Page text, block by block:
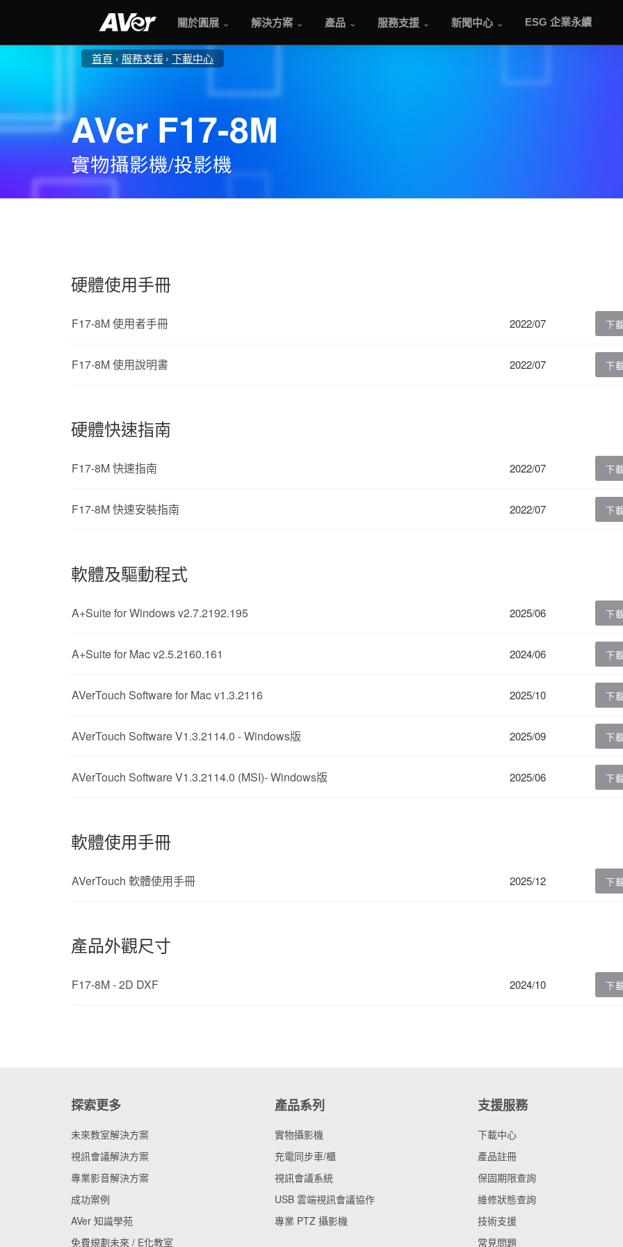
關於圓展 解決方案 產品 服務支援 新聞中心 ESG 企業永續
首頁 服務支援 下載中心
AVer F17-8M
實物攝影機/投影機
硬體使用手冊
F17-8M 使用者手冊 2022/07 下
F17-8M 使用說明書 2022/07 下
硬體快速指南
F17-8M 快速指南 2022/07 下
F17-8M 快速安裝指南 2022/07 下
軟體及驅動程式
A+Suite for Windows v2.7.2192.195 2025/06 下
A+Suite for Mac v2.5.2160.161 2024/06 下
AVerTouch Software for Mac v1.3.2116 2025/10 下
AVerTouch Software V1.3.2114.0 - Windows版 2025/09 下
AVerTouch Software V1.3.2114.0 (MSI)- Windows版 2025/06 下
軟體使用手冊
AVerTouch 軟體使用手冊 2025/12 下
產品外觀尺寸
F17-8M - 2D DXF 2024/10 下
探索更多
未來教室解決方案
視訊會議解決方案
專業影音解決方案
成功案例
AVer 知識學苑
免費規劃未來 / E化教室
產品系列
實物攝影機
充電同步車/櫃
視訊會議系統
USB 雲端視訊會議協作
專業 PTZ 攝影機
支援服務
下載中心
產品註冊
保固期限查詢
維修狀態查詢
技術支援
常見問題